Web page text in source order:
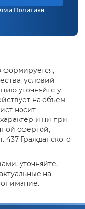
Политики
формируется,
условий
уточняйте у
на объём
носит
и ни при
офертой,
437 Гражданского
уточняйте,
на